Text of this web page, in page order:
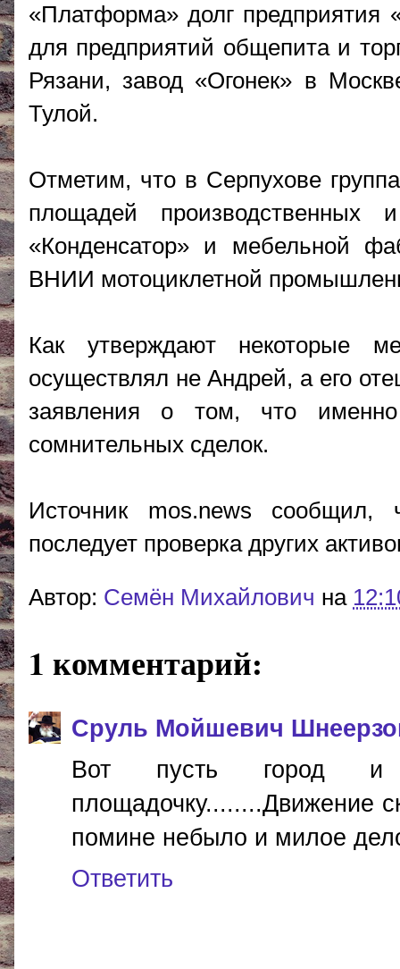
«Платформа» долг предприятия
для предприятий общепита и
Рязани, завод «Огонек» в
Тулой.
Отметим, что в Серпухове
площадей
«Конденсатор» и мебельной
ВНИИ мотоциклетной
Как утверждают некоторые
осуществлял не Андрей, а его
заявления о том, что
сомнительных сделок.
Источник mos.news сообщил,
последует проверка других
Автор: Cемён Михайлович на
1 комментарий:
Сруль Мойшевич
Вот пусть город
площадочку........Движение
помине небыло и милое
Ответить